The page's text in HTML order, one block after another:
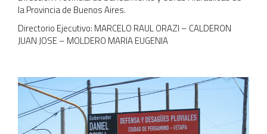
la Provincia de Buenos Aires.
Directorio Ejecutivo: MARCELO RAUL ORAZI – CALDERON
JUAN JOSE – MOLDERO MARIA EUGENIA